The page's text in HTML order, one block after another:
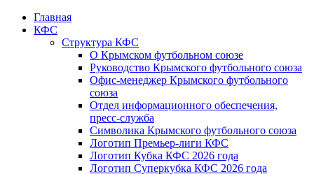
Главная
КФС
Структура КФС
О Крымском футбольном союзе
Руководство Крымского футбольного союза
Офис-менеджер Крымского футбольного
союза
Отдел информационного обеспечения,
пресс-служба
Символика Крымского футбольного союза
Логотип Премьер-лиги КФС
Логотип Кубка КФС 2026 года
Логотип Суперкубка КФС 2026 года